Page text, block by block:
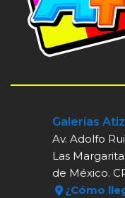
Galerías
Av. Adolfo
Las
de México.
¿Cómo